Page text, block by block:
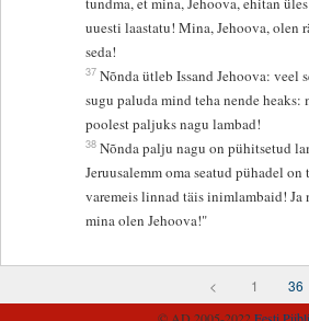
uuesti laastatu! Mina, Jehoova, olen
seda!
37 Nõnda ütleb Issand Jehoova: veel
sugu paluda mind teha nende heaks:
poolest paljuks nagu lambad!
38 Nõnda palju nagu on pühitsetud
Jeruusalemm oma seatud pühadel
varemeis linnad täis inimlambaid! Ja
mina olen Jehoova!"
< 1 36